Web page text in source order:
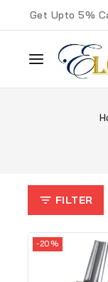
Get Upto 5%
FILTER
-20%